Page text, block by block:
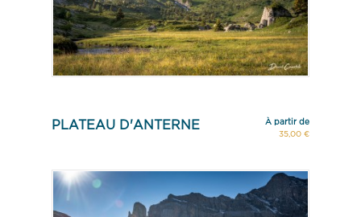
PLATEAU D'ANTERNE
À partir de
35,00 €